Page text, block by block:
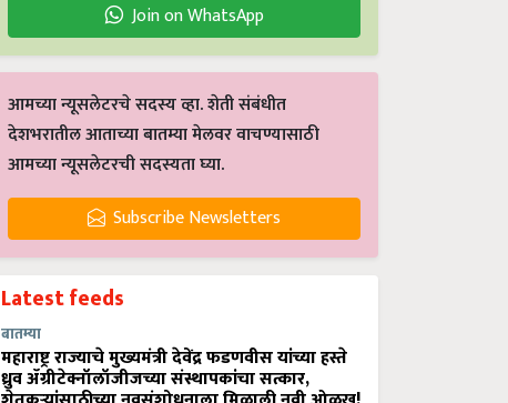
Join on WhatsApp
आमच्या न्यूसलेटरचे सदस्य व्हा. शेती संबंधीत
देशभरातील आताच्या बातम्या मेलवर वाचण्यासाठी
आमच्या न्यूसलेटरची सदस्यता घ्या.
Subscribe Newsletters
Latest feeds
बातम्या
महाराष्ट्र राज्याचे मुख्यमंत्री देवेंद्र फडणवीस यांच्या हस्ते
ध्रुव ॲग्रीटेक्नॉलॉजीजच्या संस्थापकांचा सत्कार,